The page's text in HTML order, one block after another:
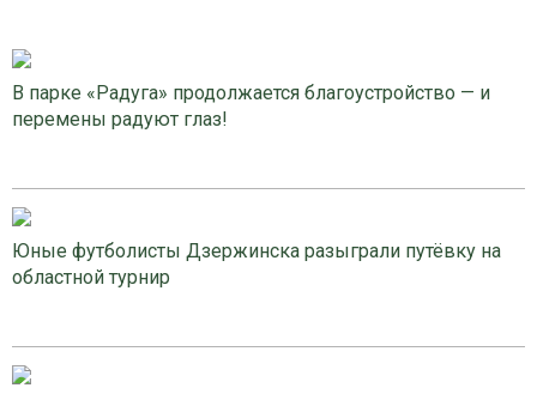
В парке «Радуга» продолжается благоустройство — и
перемены радуют глаз!
Юные футболисты Дзержинска разыграли путёвку на
областной турнир